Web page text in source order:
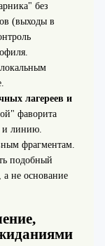
без
(выходы в
лагереев и
фаворита
и линию.
фрагментам.
подобный
не основание